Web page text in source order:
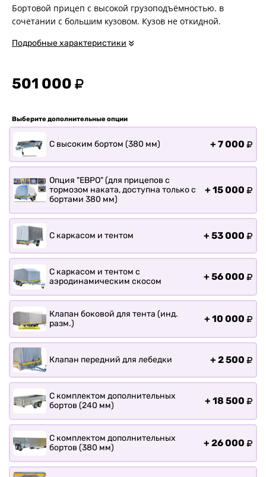
Прицепы с тормозом
Прицепы для перевозки
спецтехники
Прицепы для вездехода-
болотохода
Прицепы для мотоблока
Прицепы для лодки РИБ
Прицепы для ПВХ Ротан
Прицепы для перевозки
Дилеры
О заводе
Тюнинг прицепов
Статьи
Оплата
Доставка
Бортовой прицеп с высокой грузоподъёмностью. в
сочетании с большим кузовом. Кузов не откидной.
Подробные характеристики
501 000
Выберите дополнительные опции
С высоким бортом (380 мм) + 7 000
Опция "ЕВРО" (для прицепов с
тормозом наката, доступна только с
бортами 380 мм)
+ 15 000
С каркасом и тентом + 53 000
С каркасом и тентом с
аэродинамическим скосом
+ 56 000
Клапан боковой для тента (инд.
разм.)
+ 10 000
Клапан передний для лебедки + 2 500
С комплектом дополнительных
бортов (240 мм)
+ 18 500
С комплектом дополнительных
бортов (380 мм)
+ 26 000